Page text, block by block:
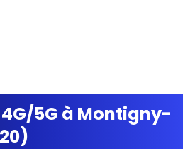
5G à Montigny-